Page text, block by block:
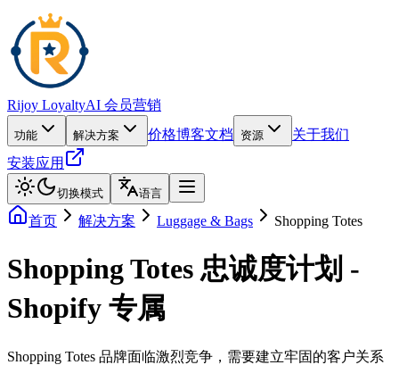
Rijoy LoyaltyAI 会员营销
功能 解决方案 价格博客文档 资源
关于我们
安装应用
切换模式 语言
首页 解决方案 Luggage & Bags Shopping Totes
Shopping Totes 忠诚度计划 -
Shopify 专属
Shopping Totes 品牌面临激烈竞争，需要建立牢固的客户关系